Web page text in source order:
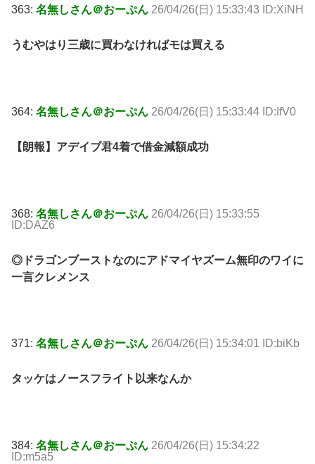
363: 名無しさん＠おーぷん 26/04/26(日) 15:33:43 ID:XiNH
うむやはり三歳に買わなければモは買える
364: 名無しさん＠おーぷん 26/04/26(日) 15:33:44 ID:IfV0
【朗報】アデイブ君4着で借金減額成功
368: 名無しさん＠おーぷん 26/04/26(日) 15:33:55
ID:DAZ6
◎ドラゴンブーストなのにアドマイヤズーム無印のワイに
一言クレメンス
371: 名無しさん＠おーぷん 26/04/26(日) 15:34:01 ID:biKb
タッケはノースフライト以来なんか
384: 名無しさん＠おーぷん 26/04/26(日) 15:34:22
ID:m5a5